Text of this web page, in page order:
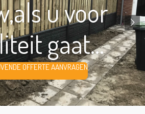
u voor
gaat...
OFFERTE AANVRAGEN